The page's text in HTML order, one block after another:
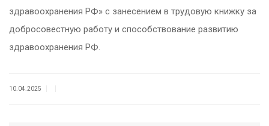
здравоохранения РФ» с занесением в трудовую книжку за
добросовестную работу и способствование развитию
здравоохранения РФ.
10.04.2025